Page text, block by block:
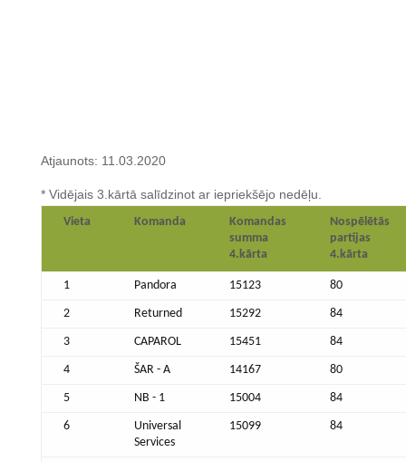
Atjaunots: 11.03.2020
* Vidējais 3.kārtā salīdzinot ar iepriekšējo nedēļu.
Vieta Komanda
Komandas
summa
4.kārta
Nospēlētās
partijas
4.kārta
1 Pandora 15123 80
2 Returned 15292 84
3 CAPAROL 15451 84
4 ŠAR - A 14167 80
5 NB - 1 15004 84
6
Universal
Services
15099 84